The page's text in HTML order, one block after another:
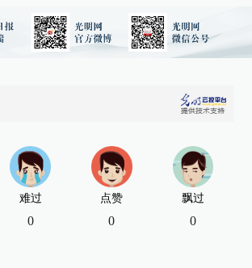
难过
0
点赞
0
飘过
0